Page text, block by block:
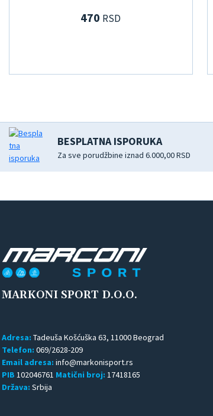
470 RSD
BESPLATNA ISPORUKA
Za sve porudžbine iznad 6.000,00 RSD
MARKONI SPORT D.O.O.
Adresa: Tadeuša Košćuška 63, 11000 Beograd
Telefon: 069/2628-209
Email adresa:
PIB 102046761 Matični broj: 17418165
Država: Srbija